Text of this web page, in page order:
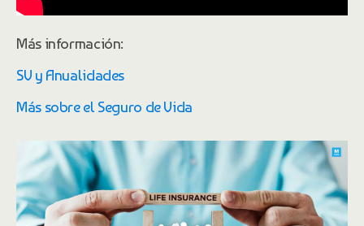
Más información:
SV y Anualidades
Más sobre el Seguro de Vida